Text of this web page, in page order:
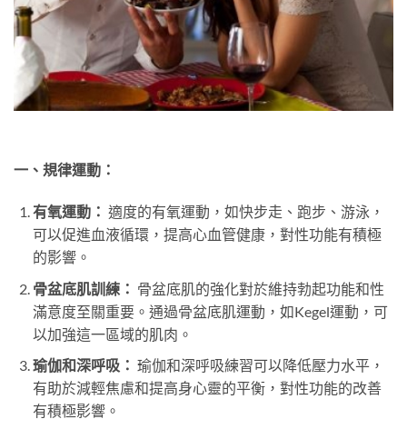
一、規律運動：
有氧運動： 適度的有氧運動，如快步走、跑步、游泳，
可以促進血液循環，提高心血管健康，對性功能有積極
的影響。
骨盆底肌訓練： 骨盆底肌的強化對於維持勃起功能和性
滿意度至關重要。通過骨盆底肌運動，如Kegel運動，可
以加強這一區域的肌肉。
瑜伽和深呼吸： 瑜伽和深呼吸練習可以降低壓力水平，
有助於減輕焦慮和提高身心靈的平衡，對性功能的改善
有積極影響。